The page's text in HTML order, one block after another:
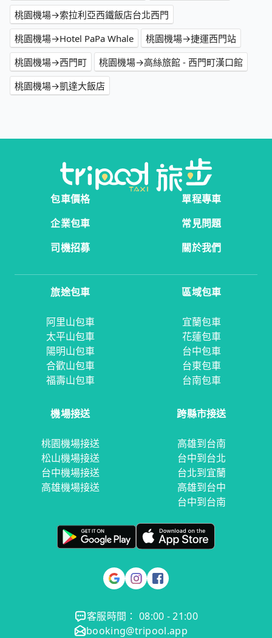
桃園機場→索拉利亞西鐵飯店台北西門
桃園機場→Hotel PaPa Whale
桃園機場→捷運西門站
桃園機場→西門町
桃園機場→高絲旅館 - 西門町漢口館
桃園機場→凱達大飯店
包車價格
單程專車
企業包車
常見問題
司機招募
關於我們
旅途包車
阿里山包車
太平山包車
陽明山包車
合歡山包車
福壽山包車
區域包車
宜蘭包車
花蓮包車
台中包車
台東包車
台南包車
機場接送
桃園機場接送
松山機場接送
台中機場接送
高雄機場接送
跨縣市接送
高雄到台南
台中到台北
台北到宜蘭
高雄到台中
台中到台南
客服時間： 08:00 - 21:00
booking@tripool.app